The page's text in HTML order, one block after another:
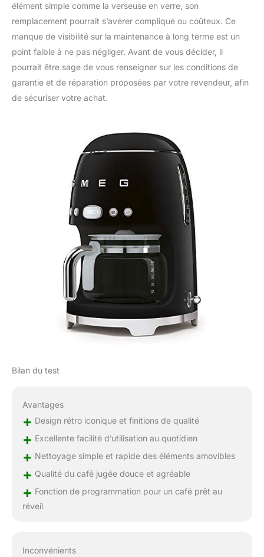
élément simple comme la verseuse en verre, son
remplacement pourrait s’avérer compliqué ou coûteux. Ce
manque de visibilité sur la maintenance à long terme est un
point faible à ne pas négliger. Avant de vous décider, il
pourrait être sage de vous renseigner sur les conditions de
garantie et de réparation proposées par votre revendeur, afin
de sécuriser votre achat.
Bilan du test
Avantages
+ Design rétro iconique et finitions de qualité
+ Excellente facilité d’utilisation au quotidien
+ Nettoyage simple et rapide des éléments amovibles
+ Qualité du café jugée douce et agréable
+ Fonction de programmation pour un café prêt au
réveil
Inconvénients